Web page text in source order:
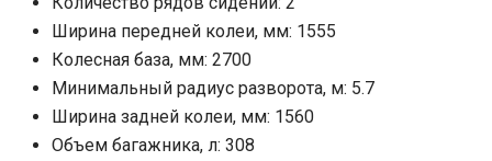
Ширина передней колеи, мм: 1555
Колесная база, мм: 2700
Минимальный радиус разворота, м: 5.7
Ширина задней колеи, мм: 1560
Объем багажника, л: 308